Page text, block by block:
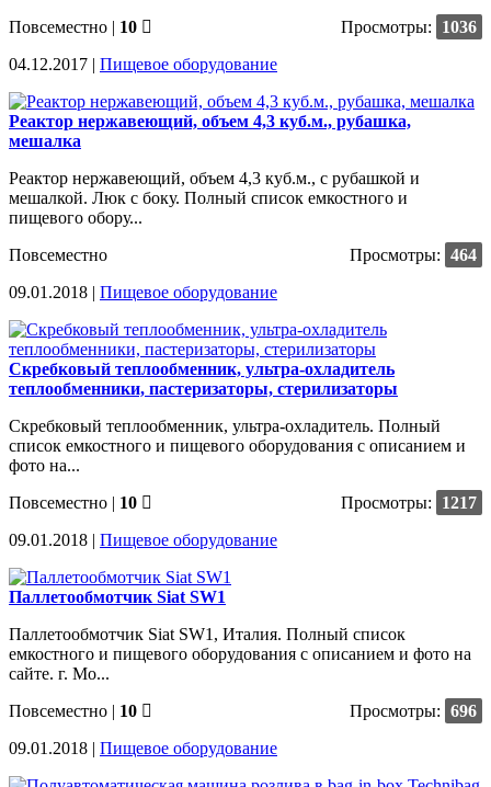
Повсеместно | 10 Просмотры:
1036
04.12.2017 | Пищевое оборудование
Реактор нержавеющий, объем 4,3 куб.м., рубашка,
мешалка
Реактор нержавеющий, объем 4,3 куб.м., с рубашкой и
мешалкой. Люк с боку. Полный список емкостного и
пищевого обору...
Повсеместно
Просмотры: 464
09.01.2018 | Пищевое оборудование
Скребковый теплообменник, ультра-охладитель
теплообменники, пастеризаторы, стерилизаторы
Скребковый теплообменник, ультра-охладитель. Полный
список емкостного и пищевого оборудования с описанием и
фото на...
Повсеместно | 10 Просмотры:
1217
09.01.2018 | Пищевое оборудование
Паллетообмотчик Siat SW1
Паллетообмотчик Siat SW1, Италия. Полный список
емкостного и пищевого оборудования с описанием и фото на
сайте. г. Мо...
Повсеместно | 10 Просмотры: 696
09.01.2018 | Пищевое оборудование